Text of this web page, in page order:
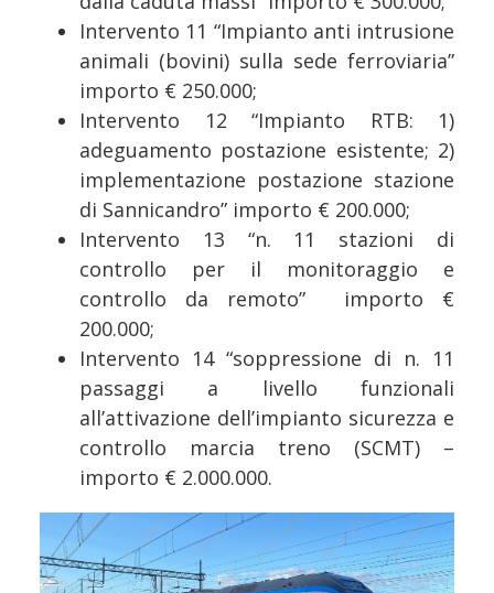
Intervento 11 “Impianto anti intrusione
animali (bovini) sulla sede ferroviaria”
importo € 250.000;
Intervento 12 “Impianto RTB: 1)
adeguamento postazione esistente; 2)
implementazione postazione stazione
di Sannicandro” importo € 200.000;
Intervento 13 “n. 11 stazioni di
controllo per il monitoraggio e
controllo da remoto” importo €
200.000;
Intervento 14 “soppressione di n. 11
passaggi a livello funzionali
all’attivazione dell’impianto sicurezza e
controllo marcia treno (SCMT) –
importo € 2.000.000.